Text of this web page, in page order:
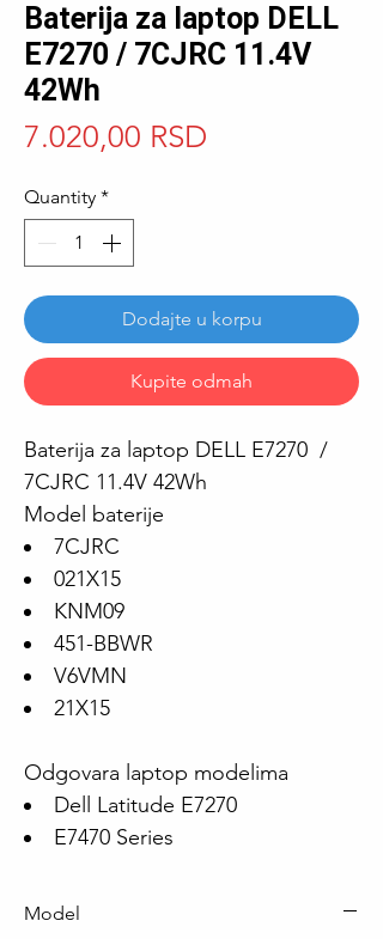
Baterija za laptop DELL
E7270 / 7CJRC 11.4V
42Wh
7.020,00 RSD
Quantity *
Dodajte u korpu
Kupite odmah
Baterija za laptop DELL E7270 /
7CJRC 11.4V 42Wh
Model baterije
7CJRC
021X15
KNM09
451-BBWR
V6VMN
21X15
Odgovara laptop modelima
Dell Latitude E7270
E7470 Series
Model